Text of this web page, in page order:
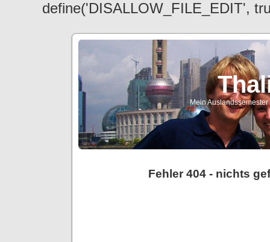
define('DISALLOW_FILE_EDIT',
Mein
Fehler 404 - nichts